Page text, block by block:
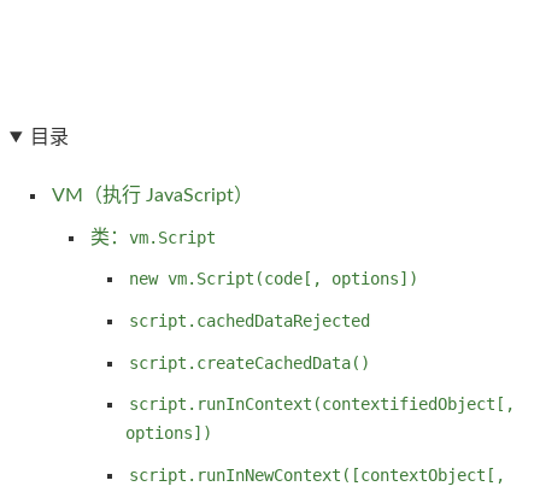
目录
VM（执行 JavaScript）
类： vm.Script
new vm.Script(code[, options])
script.cachedDataRejected
script.createCachedData()
script.runInContext(contextifiedObject[,
options])
script.runInNewContext([contextObject[,